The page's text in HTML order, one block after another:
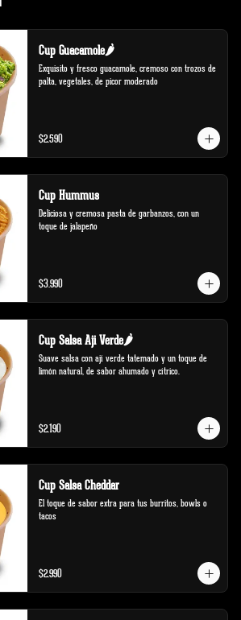
Cup Guacamole🌶️
Exquisito y fresco guacamole, cremoso con trozos de
palta, vegetales, de picor moderado
$2.590
Cup Hummus
Deliciosa y cremosa pasta de garbanzos, con un
toque de jalapeño
$3.990
Cup Salsa Aji Verde🌶️
Suave salsa con ají verde tatemado y un toque de
limón natural, de sabor ahumado y cítrico.
$2.190
Cup Salsa Cheddar
El toque de sabor extra para tus burritos, bowls o
tacos
$2.990